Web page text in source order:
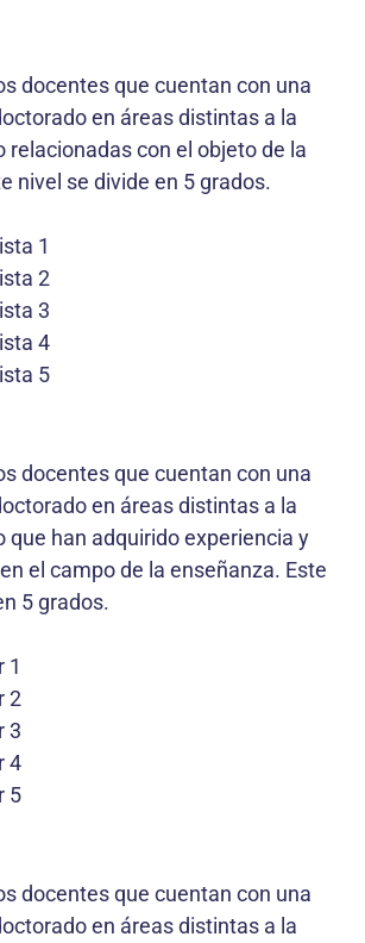
docentes que cuentan con una
en áreas distintas a la
relacionadas con el objeto de la
nivel se divide en 5 grados.
1
2
3
4
5
docentes que cuentan con una
en áreas distintas a la
que han adquirido experiencia y
el campo de la enseñanza. Este
5 grados.
1
2
3
4
5
docentes que cuentan con una
en áreas distintas a la